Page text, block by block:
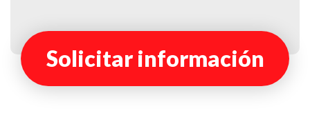
Solicitar información